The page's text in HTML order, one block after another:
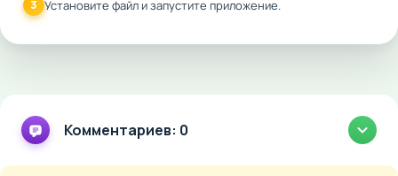
3 Установите файл и запустите приложение.
Комментариев: 0